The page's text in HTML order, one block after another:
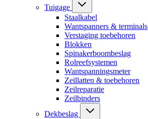
Tuigage
Staalkabel
Wantspanners & terminals
Verstaging toebehoren
Blokken
Spinakerboombeslag
Rolreefsystemen
Wantspanningsmeter
Zeillatten & toebehoren
Zeilreparatie
Zeilbinders
Dekbeslag